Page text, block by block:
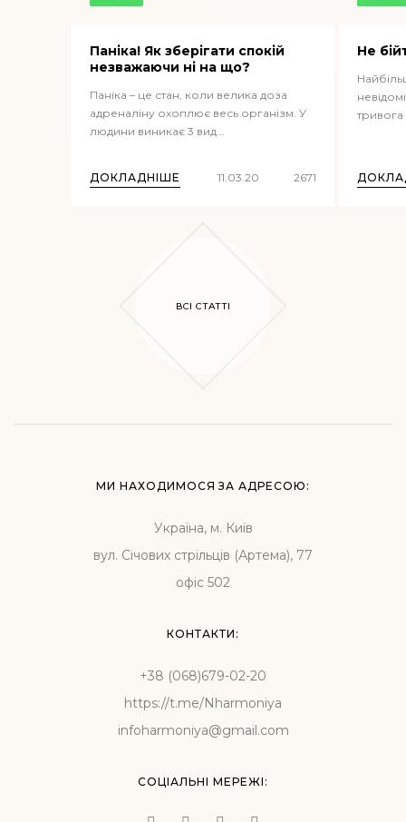
Паніка! Як зберігати спокій
незважаючи ні на що?
Паніка – це стан, коли велика доза
адреналіну охоплює весь організм. У
людини виникає 3 вид...
ДОКЛАДНІШЕ 11.03.20 2671
Не
тривога
ВСІ СТАТТІ
МИ НАХОДИМОСЯ ЗА АДРЕСОЮ:
Україна, м. Київ
вул. Січових стрільців (Артема), 77
офіс 502
КОНТАКТИ:
+38 (068)679-02-20
https://t.me/Nharmoniya
infoharmoniya@gmail.com
СОЦІАЛЬНІ МЕРЕЖІ: